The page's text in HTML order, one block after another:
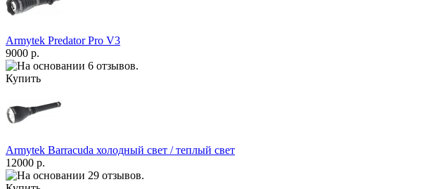
Armytek Predator Pro V3
9000 р.
Купить
Armytek Barracuda холодный свет / теплый свет
12000 р.